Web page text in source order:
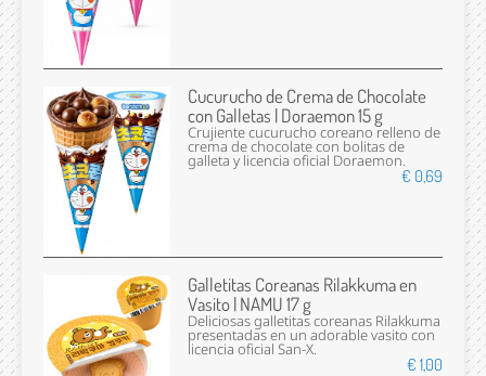
Cucurucho de Crema de Chocolate
con Galletas | Doraemon 15 g
Crujiente cucurucho coreano relleno de
crema de chocolate con bolitas de
galleta y licencia oficial Doraemon.
€ 0,69
Galletitas Coreanas Rilakkuma en
Vasito | NAMU 17 g
Deliciosas galletitas coreanas Rilakkuma
presentadas en un adorable vasito con
licencia oficial San-X.
€ 1,00